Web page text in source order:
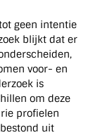
geen intentie
blijkt dat er
voor- en
is
om deze
profielen
uit